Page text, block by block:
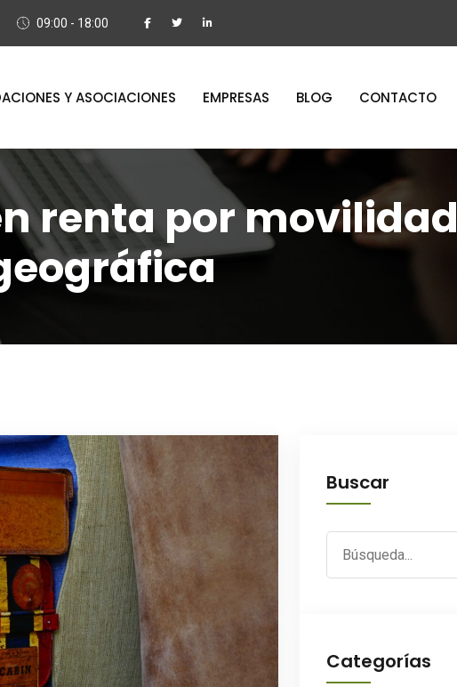
09:00 - 18:00
Y ASOCIACIONES EMPRESAS BLOG CONTACTO
renta por movilidad
Buscar
Categorías